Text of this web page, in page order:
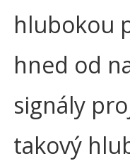
hlubokou
hned od
signály
takový